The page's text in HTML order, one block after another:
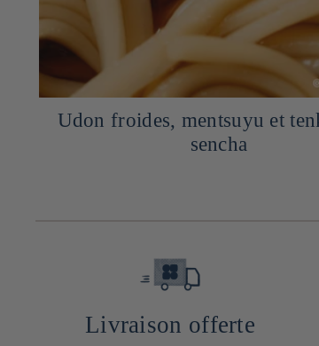
Udon froides, mentsuyu et
sencha
Livraison offerte